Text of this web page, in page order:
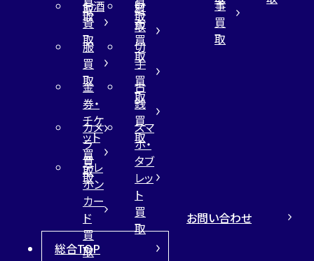
取
買
取
取
取
お酒
買
取
財
布
買
取
服
買
取
切
手
買
取
金
券・
チケ
ット
買
取
古
銭
買
取
カメ
ラ
買
取
スマ
ホ・
タブ
レッ
ト
買
取
テレ
ホン
カー
ド
買
取
事
買
取
総合TOP
お問い合わせ